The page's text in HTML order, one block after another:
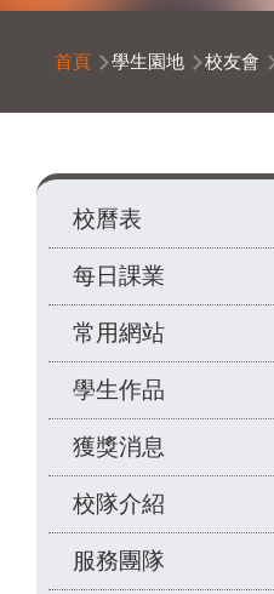
航
連
結
首頁 學生園地 校友會
Main
navigation
校曆表
每日課業
常用網站
學生作品
獲獎消息
校隊介紹
服務團隊